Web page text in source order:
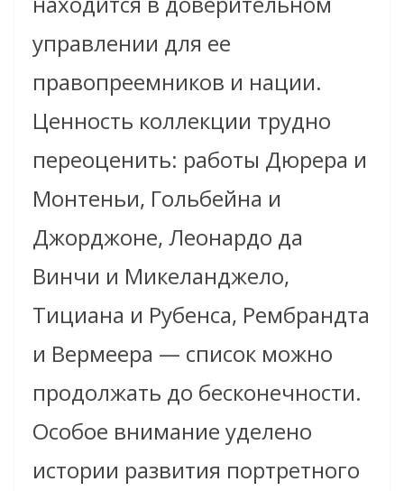
управлении для ее
правопреемников и нации.
Ценность коллекции трудно
переоценить: работы Дюрера и
Монтеньи, Гольбейна и
Джорджоне, Леонардо да
Винчи и Микеланджело,
Тициана и Рубенса, Рембрандта
и Вермеера — список можно
продолжать до бесконечности.
Особое внимание уделено
истории развития портретного